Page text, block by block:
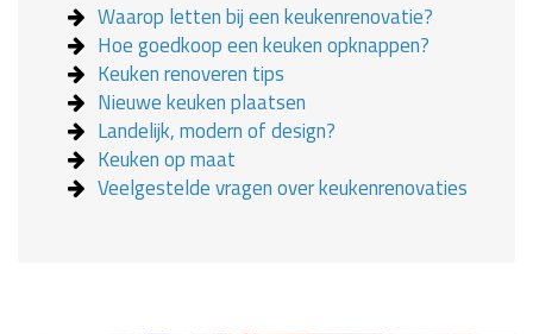
Waarop letten bij een keukenrenovatie?
Hoe goedkoop een keuken opknappen?
Keuken renoveren tips
Nieuwe keuken plaatsen
Landelijk, modern of design?
Keuken op maat
Veelgestelde vragen over keukenrenovaties